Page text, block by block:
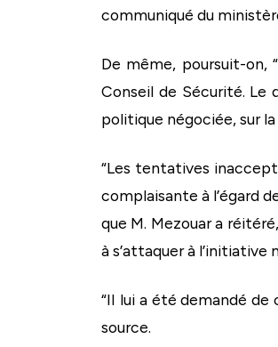
communiqué du
De même, poursuit-on,
Conseil de Sécurité. Le
politique négociée, sur
“Les tentatives
complaisante à l’égard
que M. Mezouar a
à s’attaquer à
“II lui a été demandé
source.